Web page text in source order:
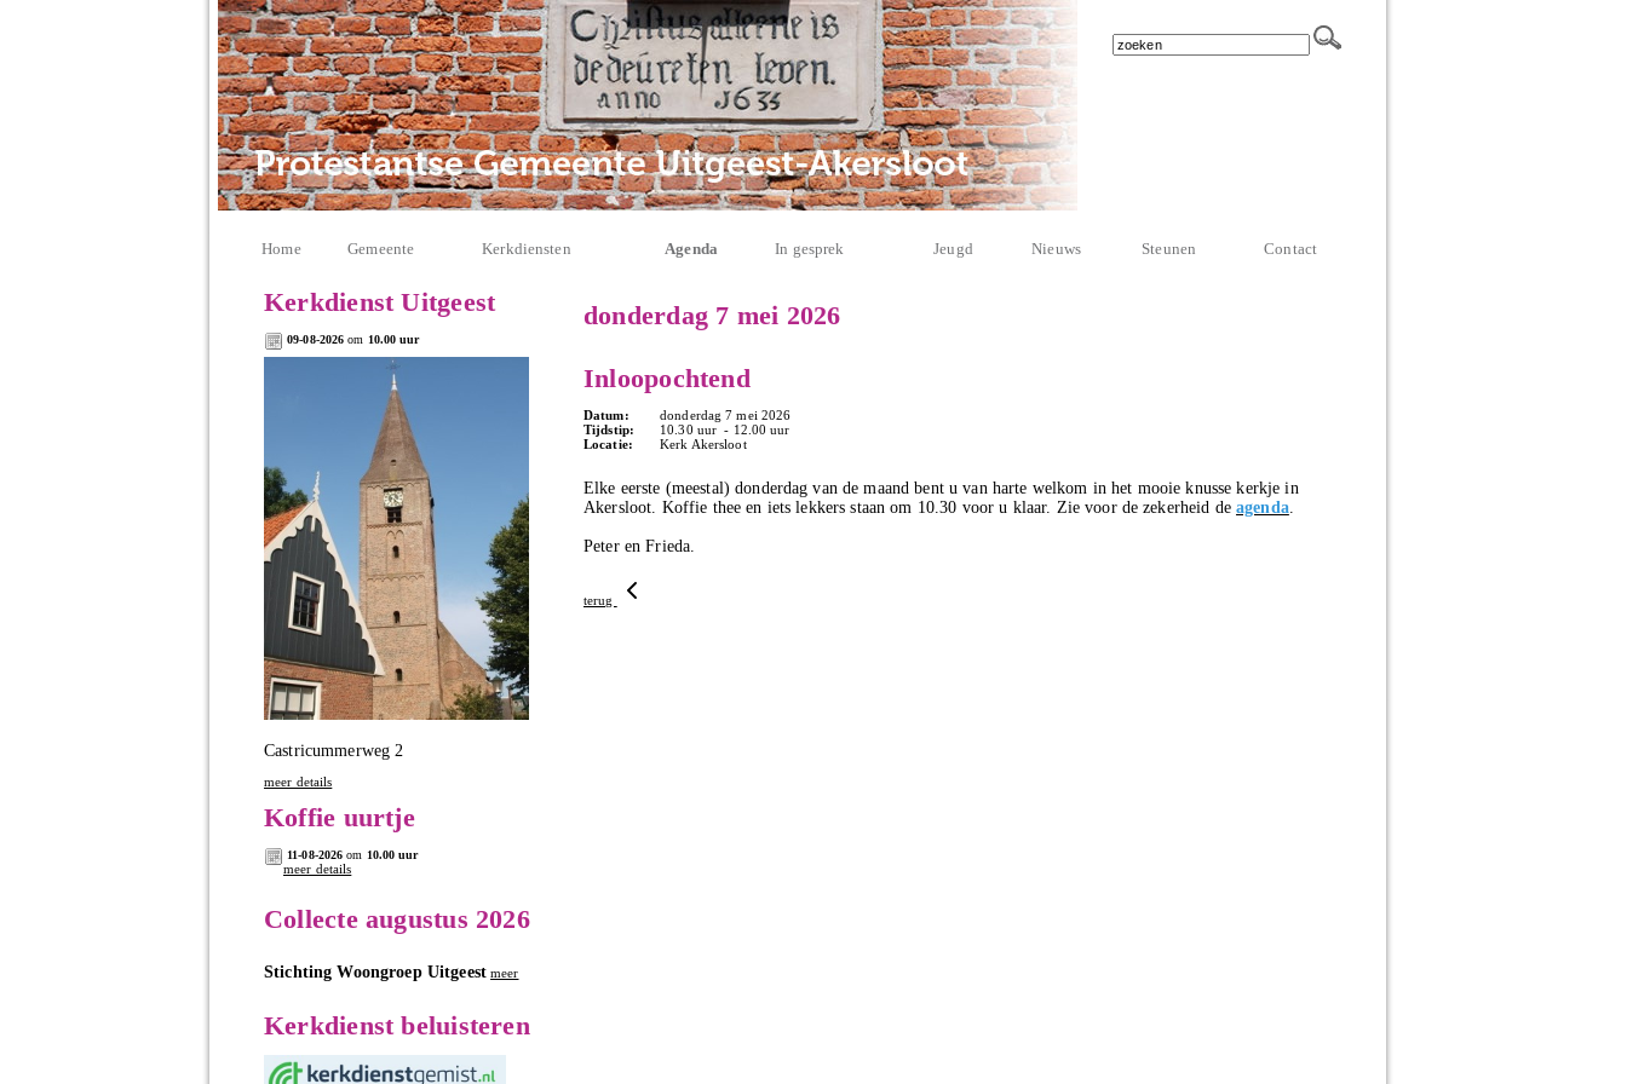
Kerkdienst Uitgeest
09-08-2026 om 10.00 uur
Castricummerweg 2
meer details
Koffie uurtje
11-08-2026 om 10.00 uur
meer details
Collecte augustus 2026
Stichting Woongroep Uitgeest meer
Kerkdienst beluisteren
donderdag 7 mei 2026
Inloopochtend
Datum:
donderdag 7 mei 2026
Tijdstip:
10.30 uur - 12.00 uur
Locatie:
Kerk Akersloot
Elke eerste (meestal) donderdag van de maand bent u van harte welkom in het mooie knusse kerkje in
Akersloot. Koffie thee en iets lekkers staan om 10.30 voor u klaar. Zie voor de zekerheid deagenda.
Peter en Frieda.
terug
Home Gemeente Kerkdiensten Agenda In gesprek Jeugd Nieuws Steunen Contact